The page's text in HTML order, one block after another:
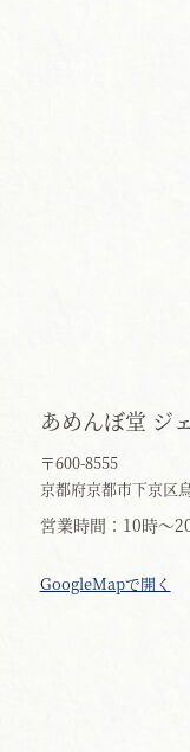
あめんぼ堂 ジ
〒600-8555
京都府京都市下京区
営業時間 10時～
GoogleMapで開く